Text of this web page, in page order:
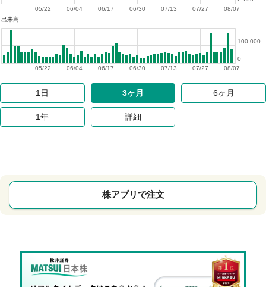
08/07
07/27
07/13
06/30
06/17
06/04
05/22
出来高
08/07
07/27
07/13
06/30
06/17
06/04
05/22
0
100,000
1日 3ヶ月 6ヶ月
1年 詳細
株アプリで注文